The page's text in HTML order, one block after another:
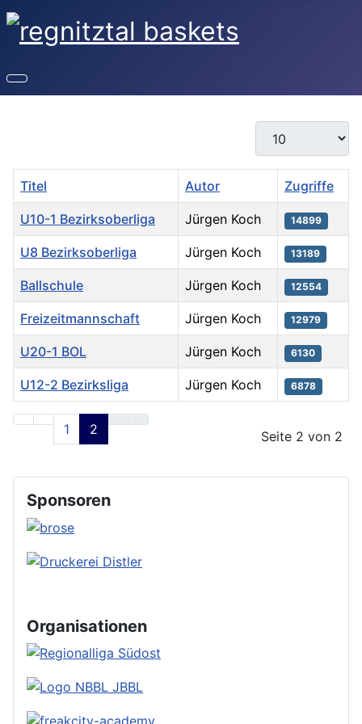
Anzeige #
Beiträge
Titel Autor Zugriffe
U10-1 Bezirksoberliga Jürgen Koch 14899
U8 Bezirksoberliga Jürgen Koch 13189
Ballschule Jürgen Koch 12554
Freizeitmannschaft Jürgen Koch 12979
U20-1 BOL Jürgen Koch 6130
U12-2 Bezirksliga Jürgen Koch 6878
Seite 2 von 2
1 2
Sponsoren
Organisationen